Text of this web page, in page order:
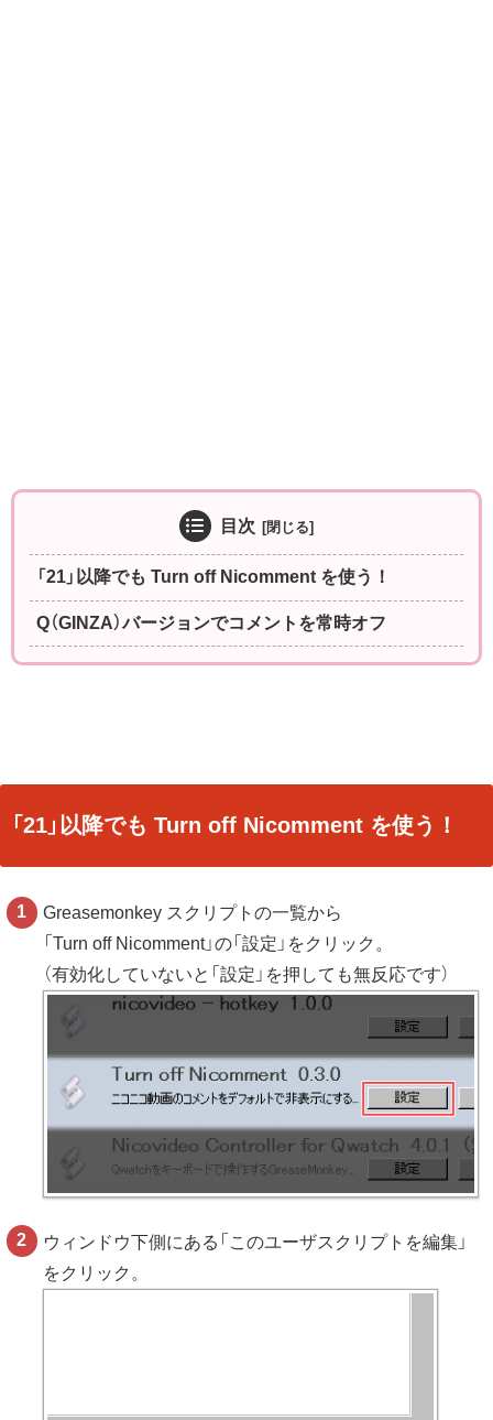
目次
「21」以降でも Turn off Nicomment を使う！
Q（GINZA）バージョンでコメントを常時オフ
「21」以降でも Turn off Nicomment を使う！
Greasemonkey スクリプトの一覧から
「Turn off Nicomment」の「設定」をクリック。
（有効化していないと「設定」を押しても無反応です）
ウィンドウ下側にある「このユーザスクリプトを編集」
をクリック。